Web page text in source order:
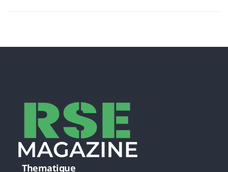
Thematique